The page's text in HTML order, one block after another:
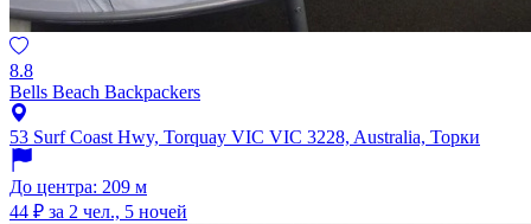
8.8
Bells Beach Backpackers
53 Surf Coast Hwy, Torquay VIC VIC 3228, Australia, Торки
До центра: 209 м
44 ₽ за 2 чел., 5 ночей